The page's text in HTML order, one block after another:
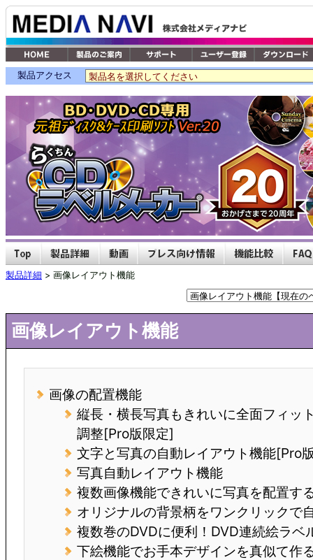
製品アクセス
製品詳細 > 画像レイアウト機能
画像レイアウト機能
画像の配置機能
縦長・横長写真もきれいに全面フィッ
調整[Pro版限定]
文字と写真の自動レイアウト機能[Pro
写真自動レイアウト機能
複数画像機能できれいに写真を配置す
オリジナルの背景柄をワンクリックで
複数巻のDVDに便利！DVD連続絵ラベ
下絵機能でお手本デザインを真似て作